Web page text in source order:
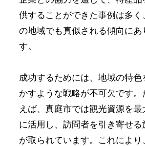
供することができた事例は多く
の地域でも真似される傾向にあ
す。
成功するためには、地域の特色
かすような戦略が不可欠です。
えば、真庭市では観光資源を最
に活用し、訪問者を引き寄せる
が取られています。これにより